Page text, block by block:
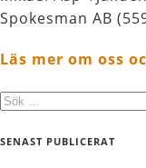
Spokesman AB
Läs mer om oss
SENAST PUBLICERAT